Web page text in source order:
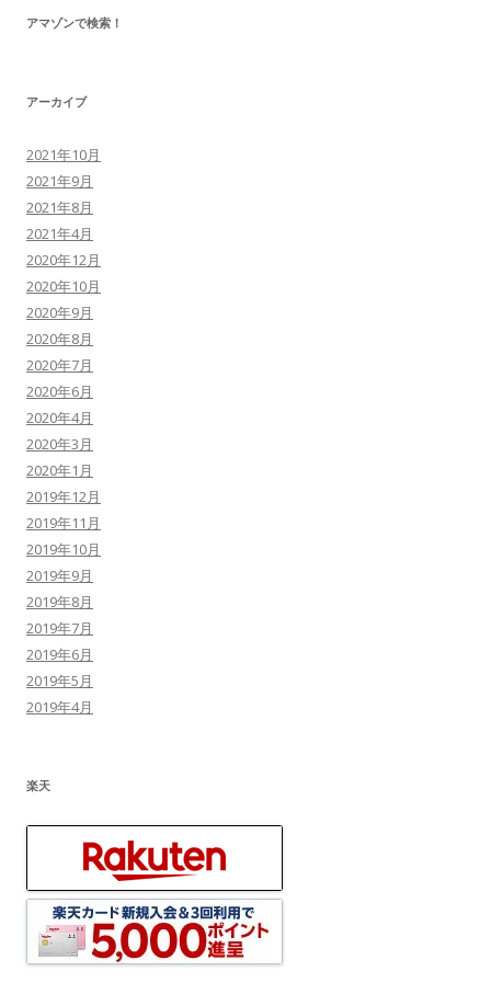
アマゾンで検索！
アーカイブ
2021年10月
2021年9月
2021年8月
2021年4月
2020年12月
2020年10月
2020年9月
2020年8月
2020年7月
2020年6月
2020年4月
2020年3月
2020年1月
2019年12月
2019年11月
2019年10月
2019年9月
2019年8月
2019年7月
2019年6月
2019年5月
2019年4月
楽天